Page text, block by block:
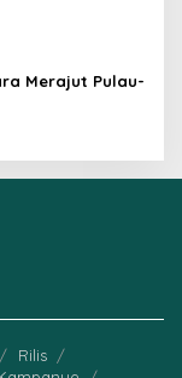
Merajut Pulau-
Rilis